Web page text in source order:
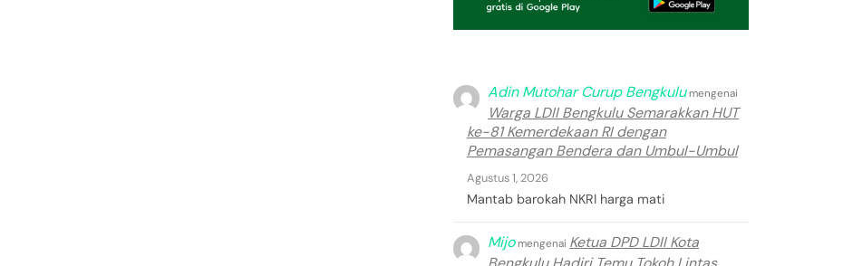
Adin Mutohar Curup Bengkulumengenai
Warga LDII Bengkulu Semarakkan HUT
ke-81 Kemerdekaan RI dengan
Pemasangan Bendera dan Umbul-Umbul
Agustus 1, 2026
Mantab barokah NKRI harga mati
Mijomengenai Ketua DPD LDII Kota